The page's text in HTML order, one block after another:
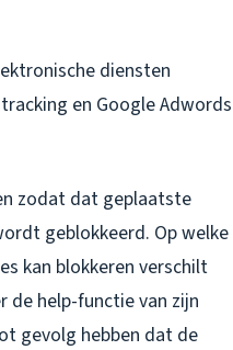
diensten
en Google Adwords
zodat dat geplaatste
geblokkeerd. Op welke
kan blokkeren verschilt
de help-functie van zijn
gevolg hebben dat de